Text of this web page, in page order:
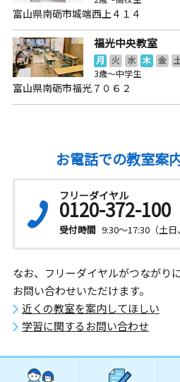
富山県南砺市城端西上４１４
福光中央教室
月 火 水 木 金
3歳～中学生
富山県南砺市福光７０６２
お電話での教室案
フリーダイヤル
0120-372-100
受付時間 9:30～17:30（土日
なお、フリーダイヤルがつながり
お問い合わせいただけます。
近くの教室を案内してほしい
学習に関するお問い合わせ